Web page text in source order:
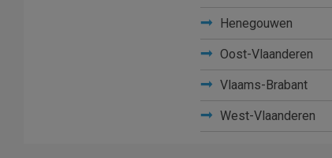
Henegouwen
Oost-Vlaanderen
Vlaams-Brabant
West-Vlaanderen